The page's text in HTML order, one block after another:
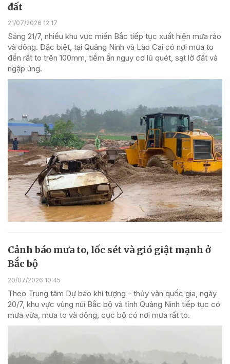
đất
21/07/2026 12:17
Sáng 21/7, nhiều khu vực miền Bắc tiếp tục xuất hiện mưa rào
và dông. Đặc biệt, tại Quảng Ninh và Lào Cai có nơi mưa to
đến rất to trên 100mm, tiềm ẩn nguy cơ lũ quét, sạt lở đất và
ngập úng.
Cảnh báo mưa to, lốc sét và gió giật mạnh ở
Bắc bộ
20/07/2026 10:45
Theo Trung tâm Dự báo khí tượng - thủy văn quốc gia, ngày
20/7, khu vực vùng núi Bắc bộ và tỉnh Quảng Ninh tiếp tục có
mưa vừa, mưa to và dông, cục bộ có nơi mưa rất to.